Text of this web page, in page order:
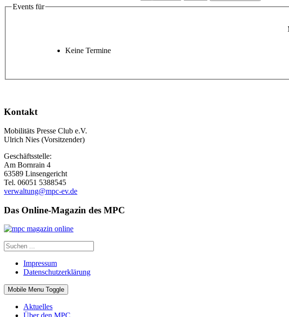
Events für
Keine Termine
Kontakt
Mobilitäts Presse Club e.V.
Ulrich Nies (Vorsitzender)
Geschäftsstelle:
Am Bornrain 4
63589 Linsengericht
Tel. 06051 5388545
verwaltung@mpc-ev.de
Das Online-Magazin des MPC
Impressum
Datenschutzerklärung
Mobile Menu Toggle
Aktuelles